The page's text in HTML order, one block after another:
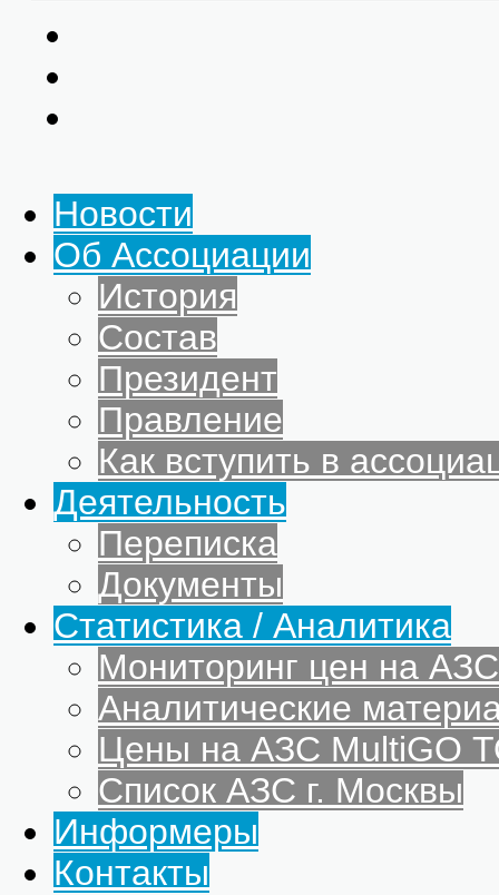
Новости
Об Ассоциации
История
Состав
Президент
Правление
Как вступить в
Деятельность
Переписка
Документы
Статистика / Аналитика
Мониторинг цен на
Аналитические
Цены на АЗС MultiGO
Список АЗС г. Москвы
Информеры
Контакты